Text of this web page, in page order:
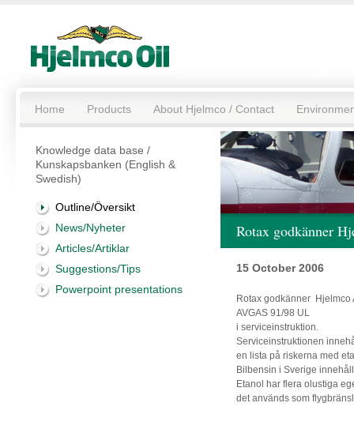
Home Products About Hjelmco / Contact
Knowledge data base /
Kunskapsbanken (English &
Swedish)
Outline/Översikt
News/Nyheter
Articles/Artiklar
Suggestions/Tips
Powerpoint presentations
Rotax godkänner
15 October 2006
Rotax godkänner Hjelmco
AVGAS 91/98 UL
i serviceinstruktion.
Serviceinstruktionen
en lista på riskerna med
Bilbensin i Sverige
Etanol har flera olustiga
det används som